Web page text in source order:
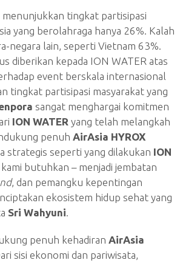
menunjukkan tingkat partisipasi
yang berolahraga hanya 26%. Kalah
negara lain, seperti Vietnam 63%.
diberikan kepada ION WATER atas
event berskala internasional
tingkat partisipasi masyarakat yang
sangat menghargai komitmen
ION WATER yang telah melangkah
penuh AirAsia HYROX
strategis seperti yang dilakukan ION
butuhkan – menjadi jembatan
, dan pemangku kepentingan
ekosistem hidup sehat yang
Sri Wahyuni
penuh kehadiran AirAsia
sisi ekonomi dan pariwisata,